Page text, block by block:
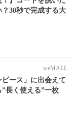
30秒で完成する大
weMALL
ース」に出会えて
長く使える”一枚